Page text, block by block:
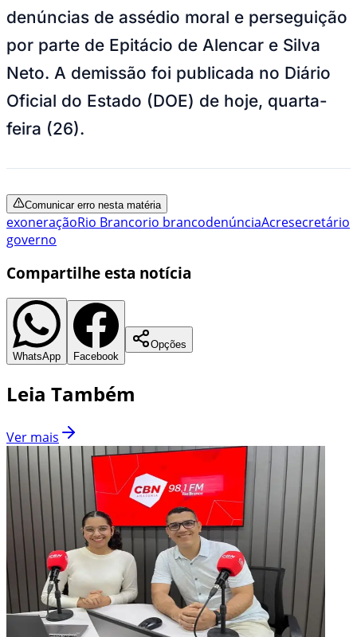
denúncias de assédio moral e perseguição
por parte de Epitácio de Alencar e Silva
Neto. A demissão foi publicada no Diário
Oficial do Estado (DOE) de hoje, quarta-
feira (26).
Comunicar erro nesta matéria
exoneraçãoRio Brancorio brancodenúnciaAcresecretário
governo
Compartilhe esta notícia
WhatsApp Facebook
Opções
Leia Também
Ver mais